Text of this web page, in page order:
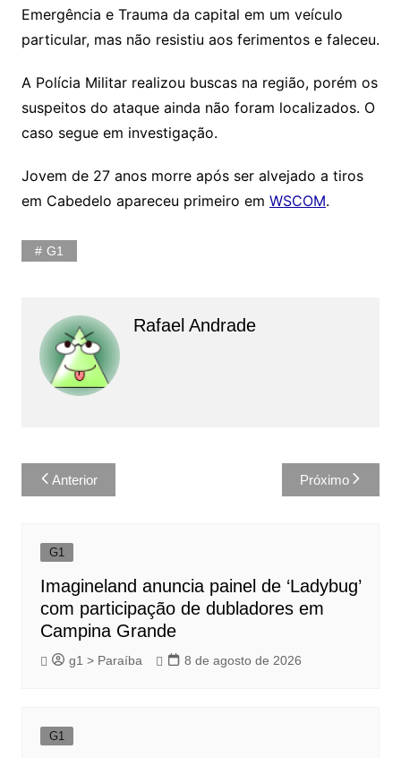
Emergência e Trauma da capital em um veículo
particular, mas não resistiu aos ferimentos e faleceu.
A Polícia Militar realizou buscas na região, porém os
suspeitos do ataque ainda não foram localizados. O
caso segue em investigação.
Jovem de 27 anos morre após ser alvejado a tiros
em Cabedelo apareceu primeiro em WSCOM.
G1
Rafael Andrade
Navegação
de
Anterior Próximo
G1
Imagineland anuncia painel de ‘Ladybug’
com participação de dubladores em
Campina Grande
g1 > Paraíba 8 de agosto de 2026
G1